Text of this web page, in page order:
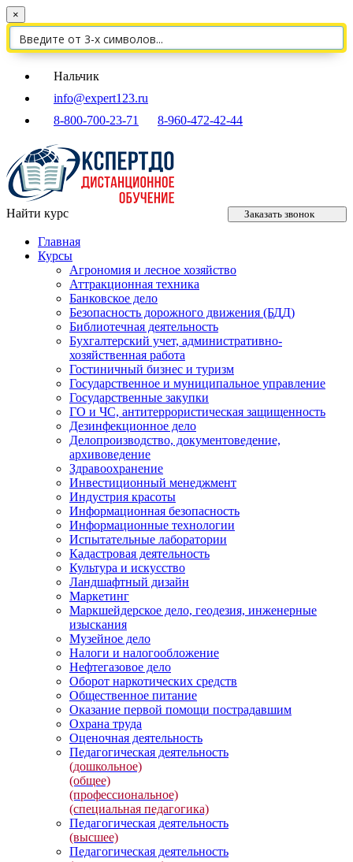
×
Нальчик
info@expert123.ru
8-800-700-23-71
8-960-472-42-44
Найти курс Заказать звонок
Главная
Курсы
Агрономия и лесное хозяйство
Аттракционная техника
Банковское дело
Безопасность дорожного движения (БДД)
Библиотечная деятельность
Бухгалтерский учет, административно-
хозяйственная работа
Гостиничный бизнес и туризм
Государственное и муниципальное управление
Государственные закупки
ГО и ЧС, антитеррористическая защищенность
Дезинфекционное дело
Делопроизводство, документоведение,
архивоведение
Здравоохранение
Инвестиционный менеджмент
Индустрия красоты
Информационная безопасность
Информационные технологии
Испытательные лаборатории
Кадастровая деятельность
Культура и искусство
Ландшафтный дизайн
Маркетинг
Маркшейдерское дело, геодезия, инженерные
изыскания
Музейное дело
Налоги и налогообложение
Нефтегазовое дело
Оборот наркотических средств
Общественное питание
Оказание первой помощи пострадавшим
Охрана труда
Оценочная деятельность
Педагогическая деятельность
(дошкольное)
(общее)
(профессиональное)
(специальная педагогика)
Педагогическая деятельность
(высшее)
Педагогическая деятельность